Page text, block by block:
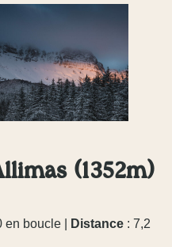
(1352m)
en boucle | Distance : 7,2